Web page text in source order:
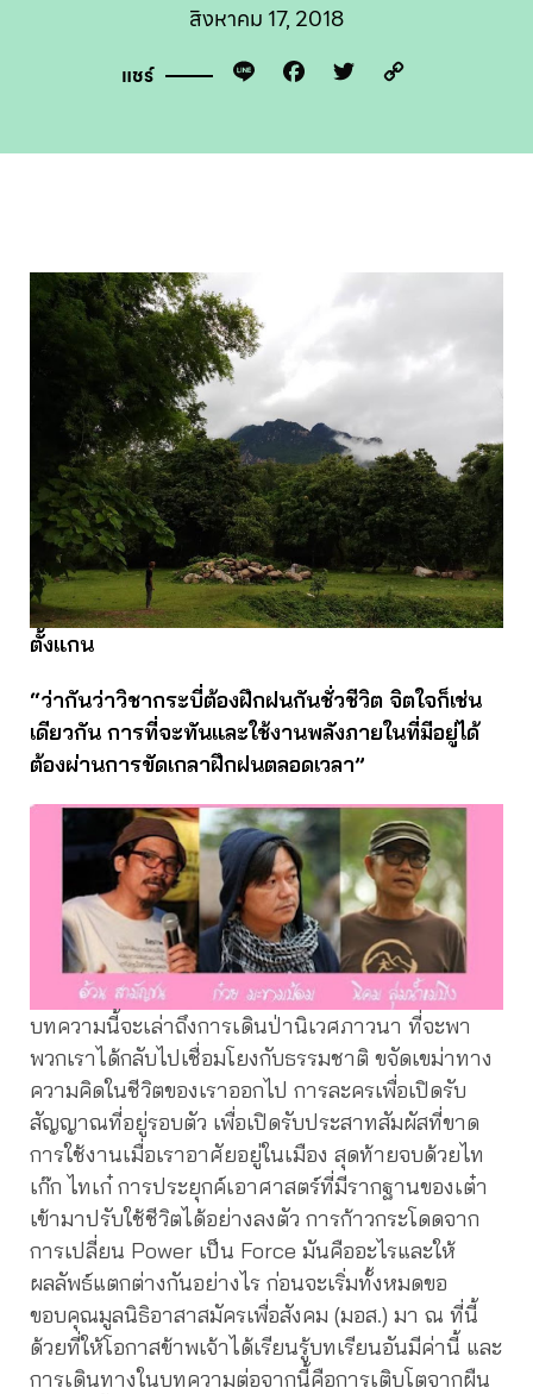
สิงหาคม 17, 2018
แชร์ Line Facebook
Twitter
ตั้งแกน
“ว่ากันว่าวิชากระบี่ต้องฝึกฝนกันชั่วชีวิต จิตใจก็เช่น
เดียวกัน การที่จะทันและใช้งานพลังภายในที่มีอยู่ได้
ต้องผ่านการขัดเกลาฝึกฝนตลอดเวลา”
บทความนี้จะเล่าถึงการเดินป่านิเวศภาวนา ที่จะพา
พวกเราได้กลับไปเชื่อมโยงกับธรรมชาติ ขจัดเขม่าทาง
ความคิดในชีวิตของเราออกไป การละครเพื่อเปิดรับ
สัญญาณที่อยู่รอบตัว เพื่อเปิดรับประสาทสัมผัสที่ขาด
การใช้งานเมื่อเราอาศัยอยู่ในเมือง สุดท้ายจบด้วยไท
เก๊ก ไทเก๋ การประยุกค์เอาศาสตร์ที่มีรากฐานของเต๋า
เข้ามาปรับใช้ชีวิตได้อย่างลงตัว การก้าวกระโดดจาก
การเปลี่ยน Power เป็น Force มันคืออะไรและให้
ผลลัพธ์แตกต่างกันอย่างไร ก่อนจะเริ่มทั้งหมดขอ
ขอบคุณมูลนิธิอาสาสมัครเพื่อสังคม (มอส.) มา ณ ที่นี้
ด้วยที่ให้โอกาสข้าพเจ้าได้เรียนรู้บทเรียนอันมีค่านี้ และ
การเดินทางในบทความต่อจากนี้คือการเติบโตจากผืน